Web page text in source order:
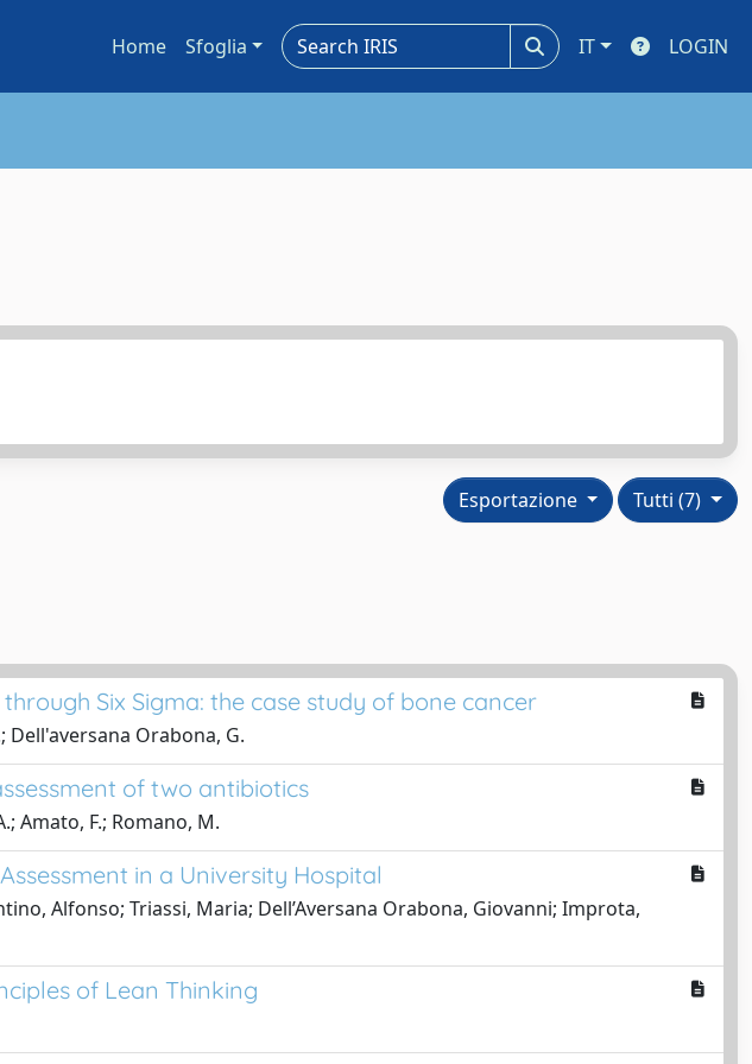
Home Sfoglia IT LOGIN
Tutti (7)
Esportazione
Six Sigma: the case study of bone cancer
Dell'aversana Orabona, G.
of two antibiotics
Amato, F.; Romano, M.
in a University Hospital
Alfonso; Triassi, Maria; Dell’Aversana Orabona, Giovanni; Improta,
of Lean Thinking